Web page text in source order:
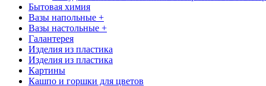
Бытовая химия
Вазы напольные +
Вазы настольные +
Галантерея
Изделия из пластика
Изделия из пластика
Картины
Кашпо и горшки для цветов